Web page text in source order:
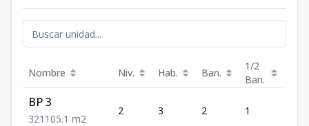
Nombre Niv. Hab. Ban.
1/2
Ban.
BP 3
321 105.1 m2
2 3 2 1